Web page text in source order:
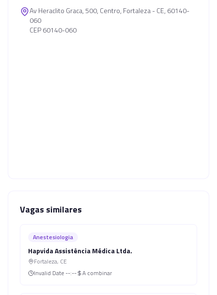
Av Heraclito Graca, 500, Centro, Fortaleza - CE, 60140-
060
CEP 60140-060
Vagas similares
Anestesiologia
Hapvida Assistência Médica Ltda.
Fortaleza, CE
Invalid Date --:-- A combinar